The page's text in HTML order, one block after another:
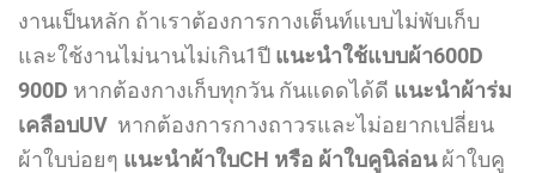
งานเป็นหลัก ถ้าเราต้องการกางเต็นท์แบบไม่พับเก็บ
และใช้งานไม่นานไม่เกิน1ปี แนะนำใช้แบบผ้า600D
900D หากต้องกางเก็บทุกวัน กันแดดได้ดี แนะนำผ้าร่ม
เคลือบUV หากต้องการกางถาวรและไม่อยากเปลี่ยน
ผ้าใบบ่อยๆ แนะนำผ้าใบCH หรือ ผ้าใบคูนิล่อนผ้าใบคู